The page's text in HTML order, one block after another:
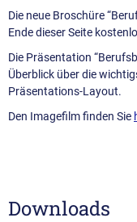
Die neue Broschüre
Ende dieser Seite
Die Präsentation
Überblick über die
Präsentations-Layout.
Den Imagefilm finden Sie
Downloads